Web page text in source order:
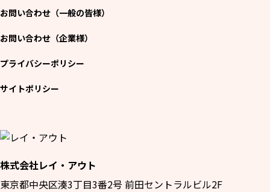
株式会社レイ・アウト
東京都中央区湊3丁目3番2号 前田セントラルビル2F
お問い合わせ（一般の皆様）
お問い合わせ（企業様）
プライバシーポリシー
サイトポリシー